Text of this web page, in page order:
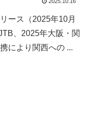
ース（2025年10月
、2025年大阪・関
により関西への ...